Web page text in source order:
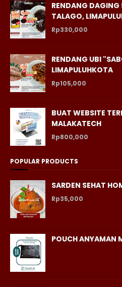
RENDANG
TALAGO,
Rp330,000
RENDANG UBI
LIMAPULUHKOTA
Rp105,000
BUAT WEBSITE
MALAKATECH
Rp800,000
POPULAR PRODUCTS
SARDEN SEHAT
Rp35,000
POUCH ANYAMAN